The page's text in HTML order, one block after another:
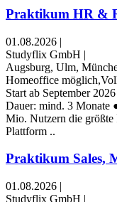
Praktikum HR &
01.08.2026 |
Studyflix GmbH |
Augsburg, Ulm,
Homeoffice
Start ab September
Dauer: mind. 3 Monate
Mio. Nutzern die größte
Plattform ..
Praktikum Sales,
01.08.2026 |
Studyflix GmbH |